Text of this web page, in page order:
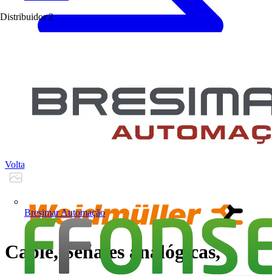
Distribuidor 2
Bresimar Automação
Voltar para Produtos
Cable, Señales analógicas,